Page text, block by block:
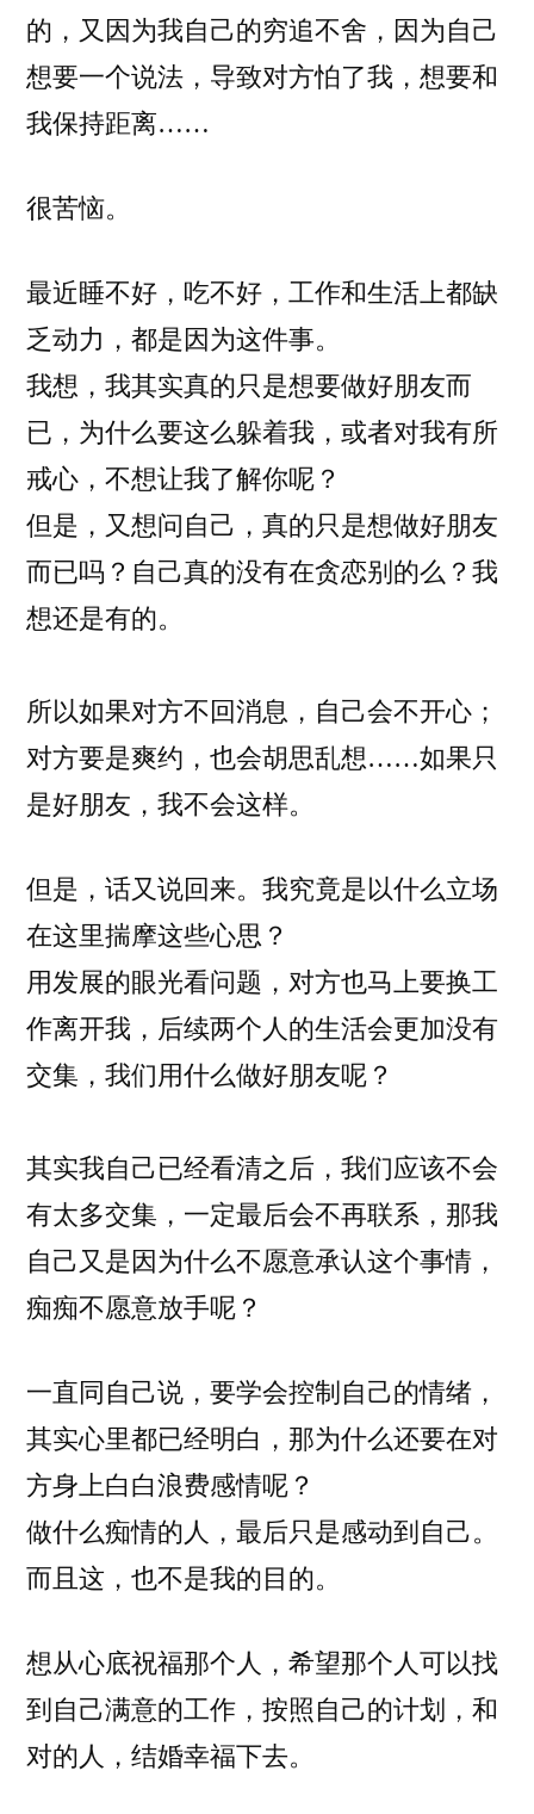
的，又因为我自己的穷追不舍，因为自己
想要一个说法，导致对方怕了我，想要和
我保持距离……
很苦恼。
最近睡不好，吃不好，工作和生活上都缺
乏动力，都是因为这件事。
我想，我其实真的只是想要做好朋友而
已，为什么要这么躲着我，或者对我有所
戒心，不想让我了解你呢？
但是，又想问自己，真的只是想做好朋友
而已吗？自己真的没有在贪恋别的么？我
想还是有的。
所以如果对方不回消息，自己会不开心；
对方要是爽约，也会胡思乱想……如果只
是好朋友，我不会这样。
但是，话又说回来。我究竟是以什么立场
在这里揣摩这些心思？
用发展的眼光看问题，对方也马上要换工
作离开我，后续两个人的生活会更加没有
交集，我们用什么做好朋友呢？
其实我自己已经看清之后，我们应该不会
有太多交集，一定最后会不再联系，那我
自己又是因为什么不愿意承认这个事情，
痴痴不愿意放手呢？
一直同自己说，要学会控制自己的情绪，
其实心里都已经明白，那为什么还要在对
方身上白白浪费感情呢？
做什么痴情的人，最后只是感动到自己。
而且这，也不是我的目的。
想从心底祝福那个人，希望那个人可以找
到自己满意的工作，按照自己的计划，和
对的人，结婚幸福下去。